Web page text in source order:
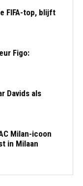
FIFA-top, blijft
Figo:
Davids als
Milan-icoon
in Milaan